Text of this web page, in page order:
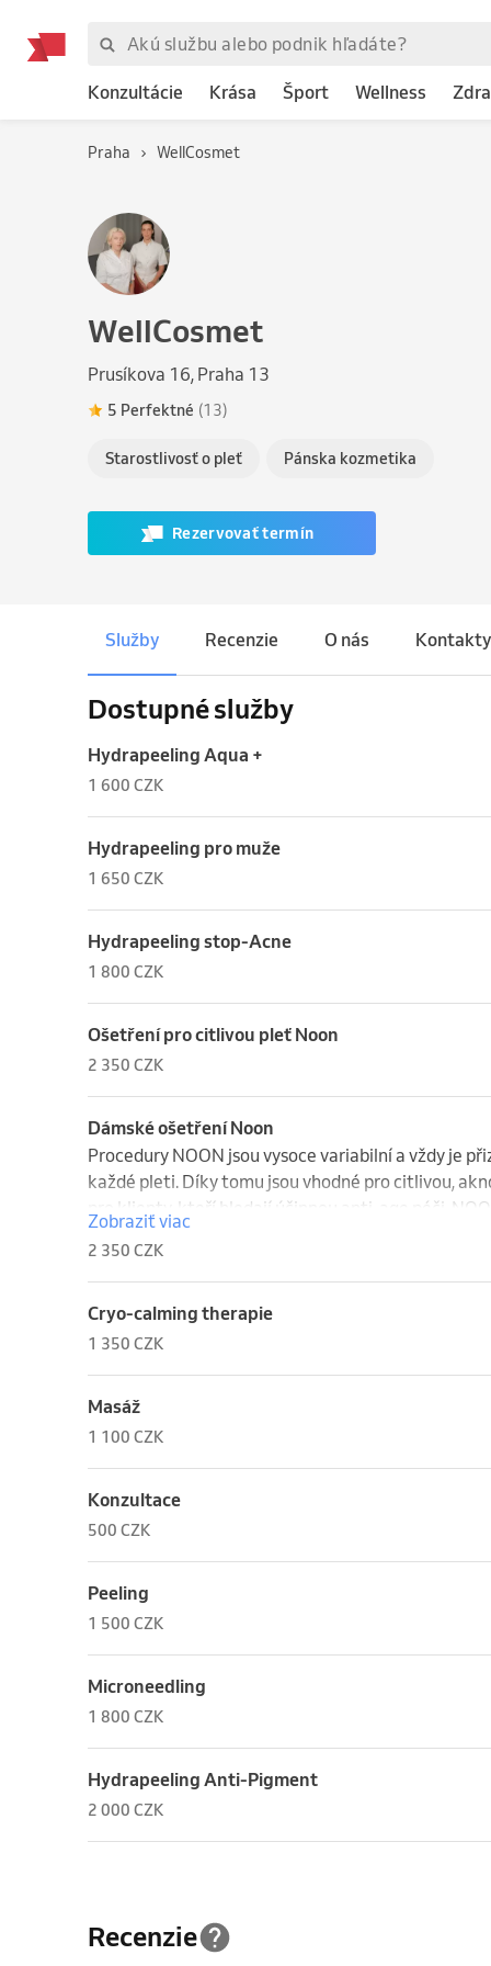
Konzultácie Krása Šport Wellness
Praha WellCosmet
WellCosmet
Prusíkova 16, Praha 13
5 Perfektné (13)
Starostlivosť o pleť Pánska kozmetika
Rezervovať termín
Služby Recenzie O nás Kontakty
Dostupné služby
Hydrapeeling Aqua +
1 600 CZK
Hydrapeeling pro muže
1 650 CZK
Hydrapeeling stop-Acne
1 800 CZK
Ošetření pro citlivou pleť Noon
2 350 CZK
Dámské ošetření Noon
Procedury NOON jsou vysoce variabilní a vždy je
každé pleti. Díky tomu jsou vhodné pro citlivou,
pro klienty, kteří hledají účinnou anti-age péči.
látek s maximální šetrností k pleti.
Zobraziť viac
2 350 CZK
Cryo-calming therapie
1 350 CZK
Masáž
1 100 CZK
Konzultace
500 CZK
Peeling
1 500 CZK
Microneedling
1 800 CZK
Hydrapeeling Anti-Pigment
2 000 CZK
Recenzie